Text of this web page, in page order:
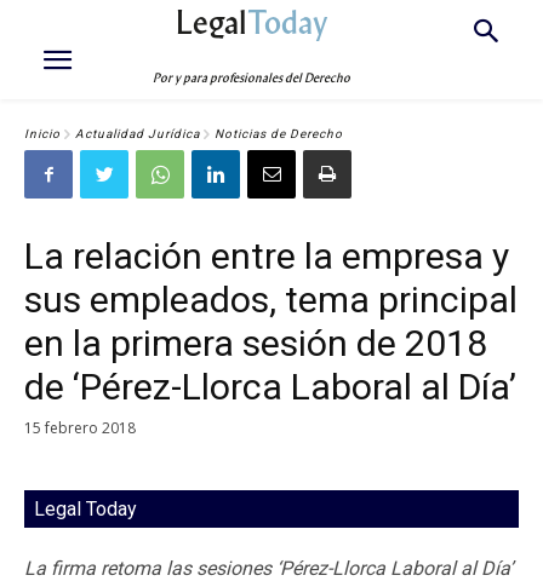
LegalToday
Por y para profesionales del Derecho
Inicio Actualidad Jurídica Noticias de Derecho
La relación entre la empresa y
sus empleados, tema principal
en la primera sesión de 2018
de ‘Pérez-Llorca Laboral al Día’
15 febrero 2018
Legal Today
La firma retoma las sesiones ‘Pérez-Llorca Laboral al Día’